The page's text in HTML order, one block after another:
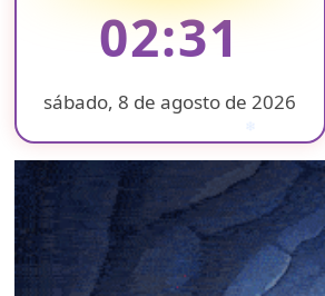
02:31
sábado, 8 de agosto de 2026
❄
❄
❄
❄
❄
❄
❄